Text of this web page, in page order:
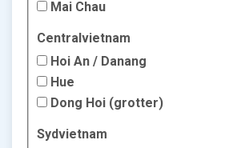
Mai Chau
Centralvietnam
Hoi An / Danang
Hue
Dong Hoi (grotter)
Sydvietnam